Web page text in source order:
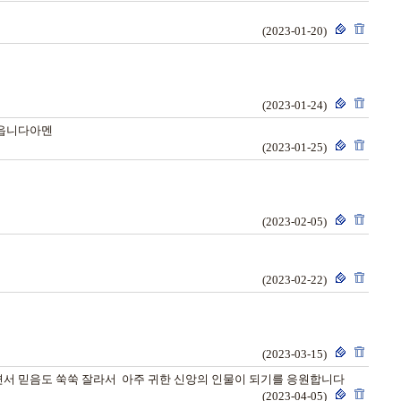
(2023-01-20)
(2023-01-24)
니다아멘
(2023-01-25)
(2023-02-05)
(2023-02-22)
(2023-03-15)
믿음도 쑥쑥 잘라서 아주 귀한 신앙의 인물이 되기를 응원합니다
(2023-04-05)